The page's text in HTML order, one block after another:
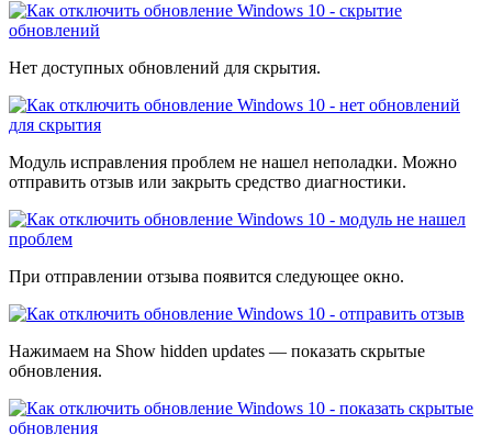
Нет доступных обновлений для скрытия.
Модуль исправления проблем не нашел неполадки. Можно
отправить отзыв или закрыть средство диагностики.
При отправлении отзыва появится следующее окно.
Нажимаем на Show hidden updates — показать скрытые
обновления.